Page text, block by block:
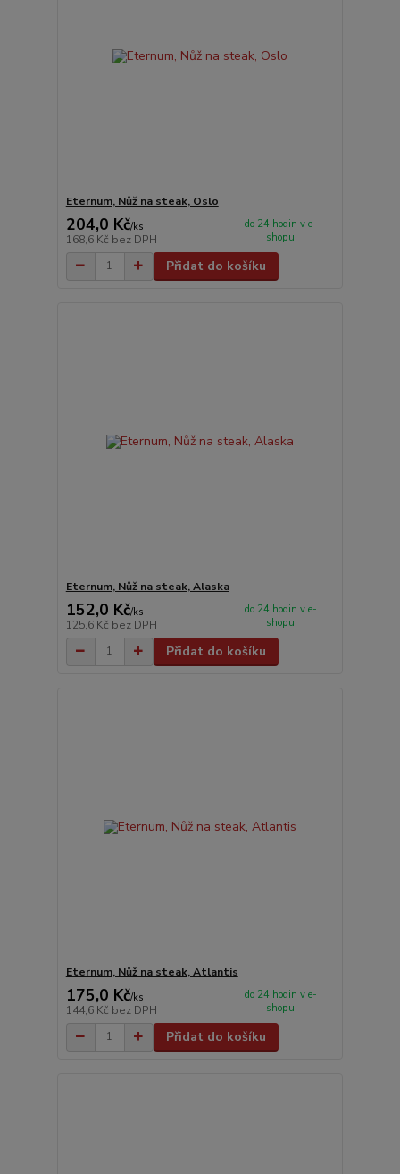
Eternum, Nůž na steak, Oslo
204,0 Kč/ks
168,6 Kč bez DPH
do 24 hodin v e-
shopu
Přidat do košíku
Eternum, Nůž na steak, Alaska
152,0 Kč/ks
125,6 Kč bez DPH
do 24 hodin v e-
shopu
Přidat do košíku
Eternum, Nůž na steak, Atlantis
175,0 Kč/ks
144,6 Kč bez DPH
do 24 hodin v e-
shopu
Přidat do košíku